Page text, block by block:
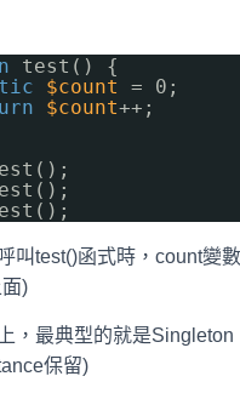
test() {
$count
= 0;
$count++;
叫test()函式時，count變
)
，最典型的就是Singleton
保留)